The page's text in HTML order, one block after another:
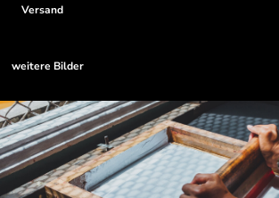
Versand
weitere Bilder